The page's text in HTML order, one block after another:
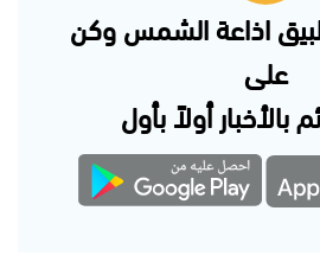
اذاعة الشمس وكن
على
بالأخبار أولاً بأول